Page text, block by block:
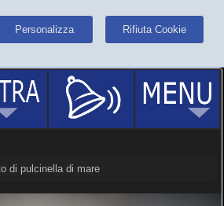
Personalizza Rifiuta Cookie
di pulcinella di mare